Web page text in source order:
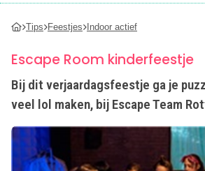
Tips Feestjes Indoor actief
Escape Room kinderfeestje
Bij dit verjaardagsfeestje ga je
veel lol maken, bij Escape Team